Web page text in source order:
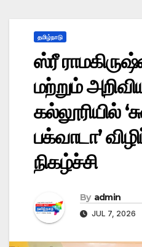
தமிழ்நாடு
ஸ்ரீ
மற்றும்
கல்லூரியில்
பக்வாடா’
நிகழ்ச்சி
By admin
JUL 7, 2026